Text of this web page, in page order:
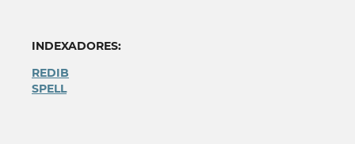
INDEXADORES:
REDIB
SPELL